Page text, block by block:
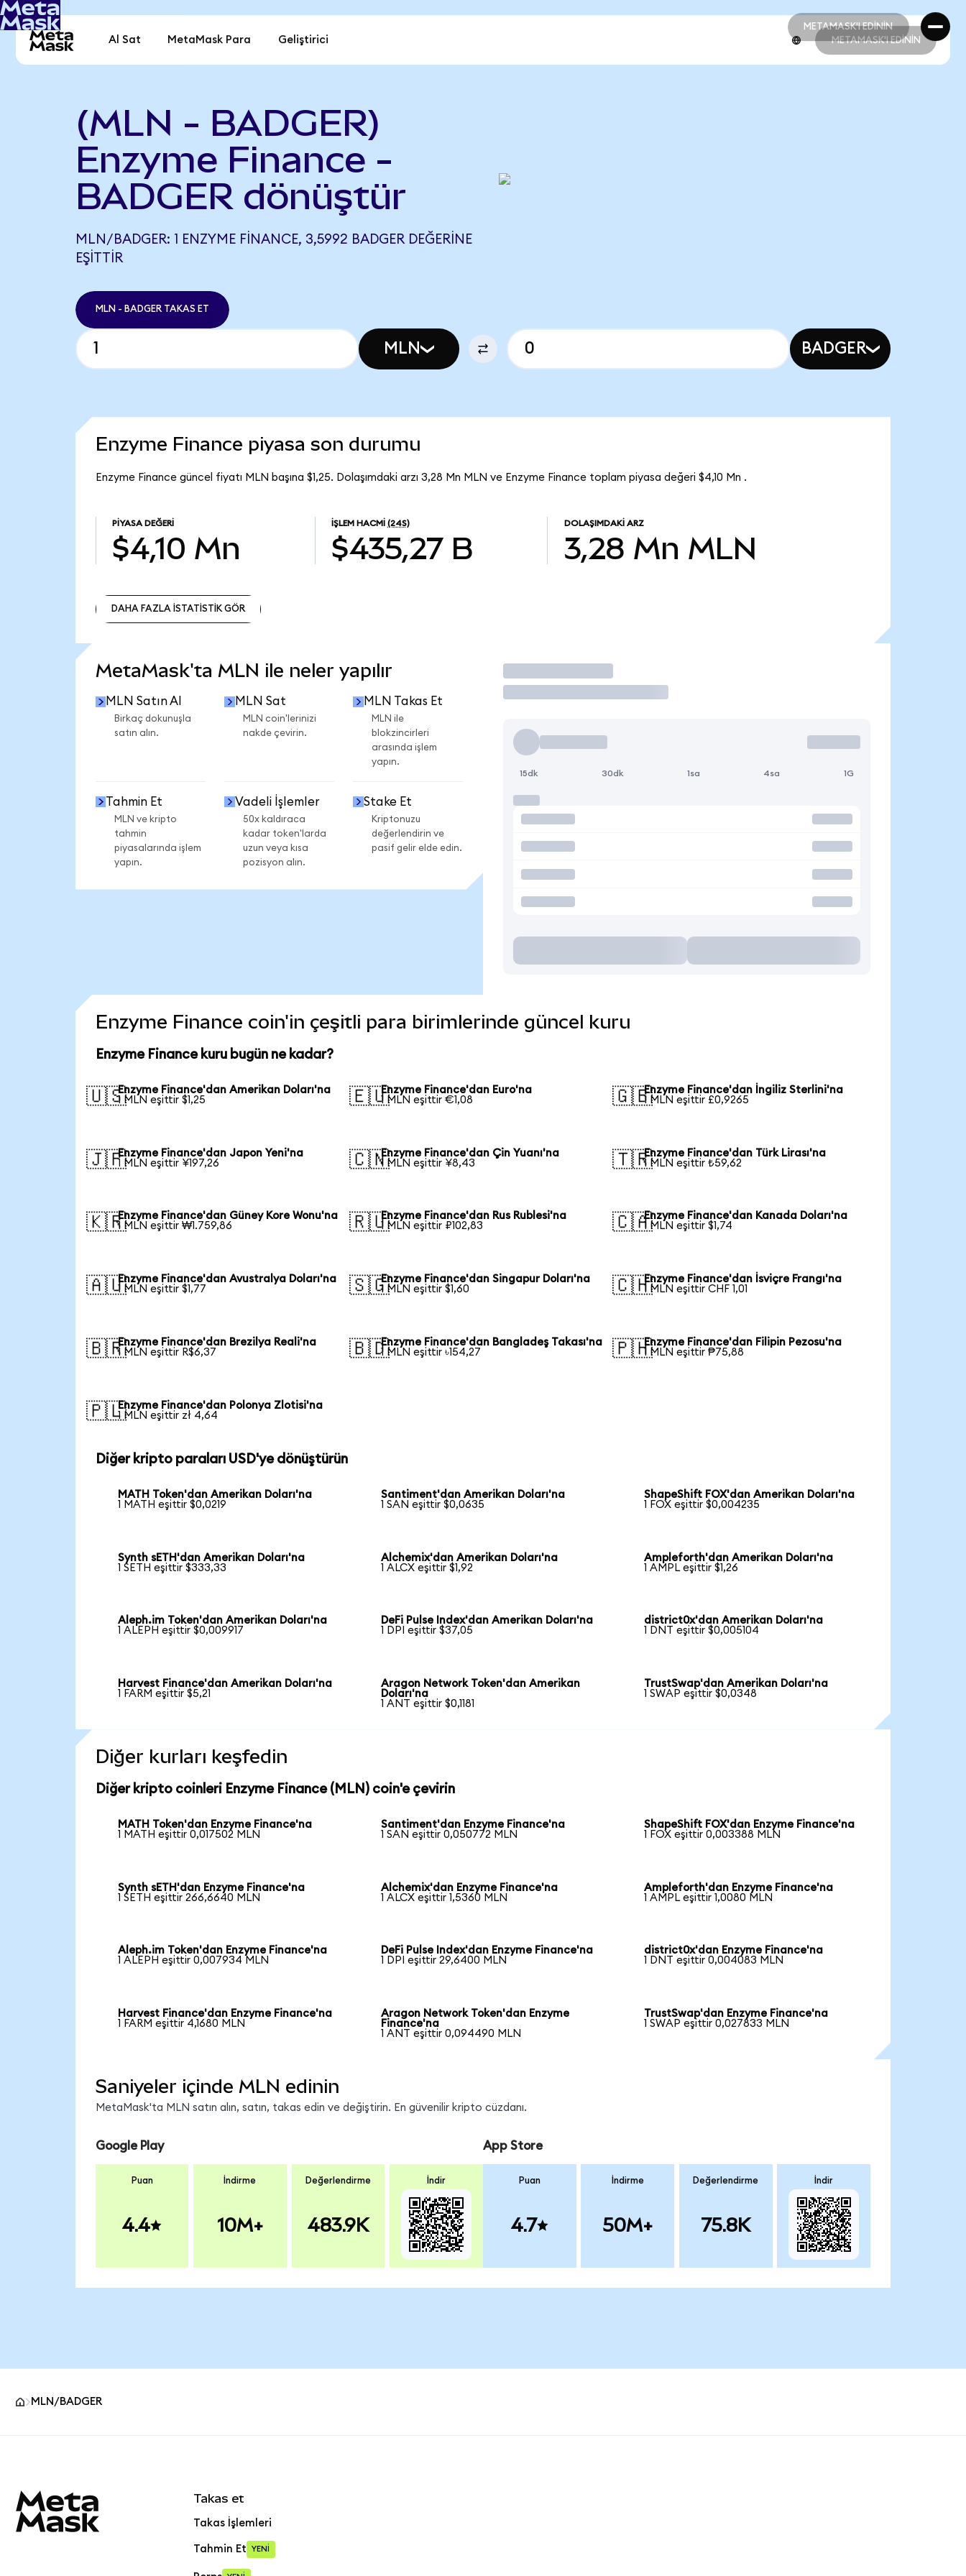
METAMASK'I EDİNİN
METAMASK'I EDİNİN
Al Sat MetaMask Para Geliştirici METAMASK'I EDİNİN
(MLN - BADGER)
Enzyme Finance -
BADGER dönüştür
MLN/BADGER: 1 ENZYME FINANCE, 3,5992 BADGER DEĞERINE
EŞITTIR
MLN - BADGER TAKAS ET
MLN BADGER
Enzyme Finance piyasa son durumu
Enzyme Finance güncel fiyatı MLN başına $1,25. Dolaşımdaki arzı 3,28 Mn MLN ve Enzyme Finance toplam piyasa değeri $4,10 Mn .
PIYASA DEĞERI
$4,10 Mn
İŞLEM HACMI (24S)
$435,27 B
DOLAŞIMDAKI ARZ
3,28 Mn MLN
DAHA FAZLA İSTATİSTİK GÖR
MetaMask'ta MLN ile neler yapılır
MLN Satın Al
Birkaç dokunuşla
satın alın.
MLN Sat
MLN coin'lerinizi
nakde çevirin.
MLN Takas Et
MLN ile
blokzincirleri
arasında işlem
yapın.
Tahmin Et
MLN ve kripto
tahmin
piyasalarında işlem
yapın.
Vadeli İşlemler
50x kaldıraca
kadar token'larda
uzun veya kısa
pozisyon alın.
Stake Et
Kriptonuzu
değerlendirin ve
pasif gelir elde edin.
İşlem Yap
15dk 30dk 1sa 4sa 1G
Enzyme Finance coin'in çeşitli para birimlerinde güncel kuru
Enzyme Finance kuru bugün ne kadar?
🇺🇸Enzyme Finance'dan Amerikan Doları'na
1 MLN eşittir $1,25
🇪🇺Enzyme Finance'dan Euro'na
1 MLN eşittir €1,08
🇬🇧Enzyme Finance'dan İngiliz Sterlini'na
1 MLN eşittir £0,9265
🇯🇵Enzyme Finance'dan Japon Yeni'na
1 MLN eşittir ¥197,26
🇨🇳Enzyme Finance'dan Çin Yuanı'na
1 MLN eşittir ¥8,43
🇹🇷Enzyme Finance'dan Türk Lirası'na
1 MLN eşittir ₺59,62
🇰🇷Enzyme Finance'dan Güney Kore Wonu'na
1 MLN eşittir ₩1.759,86
🇷🇺Enzyme Finance'dan Rus Rublesi'na
1 MLN eşittir ₽102,83
🇨🇦Enzyme Finance'dan Kanada Doları'na
1 MLN eşittir $1,74
🇦🇺Enzyme Finance'dan Avustralya Doları'na
1 MLN eşittir $1,77
🇸🇬Enzyme Finance'dan Singapur Doları'na
1 MLN eşittir $1,60
🇨🇭Enzyme Finance'dan İsviçre Frangı'na
1 MLN eşittir CHF 1,01
🇧🇷Enzyme Finance'dan Brezilya Reali'na
1 MLN eşittir R$6,37
🇧🇩Enzyme Finance'dan Bangladeş Takası'na
1 MLN eşittir ৳154,27
🇵🇭Enzyme Finance'dan Filipin Pezosu'na
1 MLN eşittir ₱75,88
🇵🇱Enzyme Finance'dan Polonya Zlotisi'na
1 MLN eşittir zł 4,64
Diğer kripto paraları USD'ye dönüştürün
MATH Token'dan Amerikan Doları'na
1 MATH eşittir $0,0219
Santiment'dan Amerikan Doları'na
1 SAN eşittir $0,0635
ShapeShift FOX'dan Amerikan Doları'na
1 FOX eşittir $0,004235
Synth sETH'dan Amerikan Doları'na
1 SETH eşittir $333,33
Alchemix'dan Amerikan Doları'na
1 ALCX eşittir $1,92
Ampleforth'dan Amerikan Doları'na
1 AMPL eşittir $1,26
Aleph.im Token'dan Amerikan Doları'na
1 ALEPH eşittir $0,009917
DeFi Pulse Index'dan Amerikan Doları'na
1 DPI eşittir $37,05
district0x'dan Amerikan Doları'na
1 DNT eşittir $0,005104
Harvest Finance'dan Amerikan Doları'na
1 FARM eşittir $5,21
Aragon Network Token'dan Amerikan
Doları'na
1 ANT eşittir $0,1181
TrustSwap'dan Amerikan Doları'na
1 SWAP eşittir $0,0348
Diğer kurları keşfedin
Diğer kripto coinleri Enzyme Finance (MLN) coin'e çevirin
MATH Token'dan Enzyme Finance'na
1 MATH eşittir 0,017502 MLN
Santiment'dan Enzyme Finance'na
1 SAN eşittir 0,050772 MLN
ShapeShift FOX'dan Enzyme Finance'na
1 FOX eşittir 0,003388 MLN
Synth sETH'dan Enzyme Finance'na
1 SETH eşittir 266,6640 MLN
Alchemix'dan Enzyme Finance'na
1 ALCX eşittir 1,5360 MLN
Ampleforth'dan Enzyme Finance'na
1 AMPL eşittir 1,0080 MLN
Aleph.im Token'dan Enzyme Finance'na
1 ALEPH eşittir 0,007934 MLN
DeFi Pulse Index'dan Enzyme Finance'na
1 DPI eşittir 29,6400 MLN
district0x'dan Enzyme Finance'na
1 DNT eşittir 0,004083 MLN
Harvest Finance'dan Enzyme Finance'na
1 FARM eşittir 4,1680 MLN
Aragon Network Token'dan Enzyme
Finance'na
1 ANT eşittir 0,094490 MLN
TrustSwap'dan Enzyme Finance'na
1 SWAP eşittir 0,027833 MLN
Saniyeler içinde MLN edinin
MetaMask'ta MLN satın alın, satın, takas edin ve değiştirin. En güvenilir kripto cüzdanı.
Google Play
Puan
4.4
İndirme
10M+
Değerlendirme
483.9K
İndir
App Store
Puan
4.7
İndirme
50M+
Değerlendirme
75.8K
İndir
MLN/BADGER
Takas et
Takas İşlemleri
Tahmin Et YENİ